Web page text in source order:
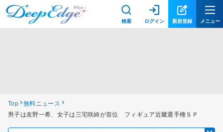
検索 ログイン 新規登録 メニュー
Top 無料ニュース
男子は友野一希、女子は三宅咲綺が首位 フィギュア近畿選手権ＳＰ